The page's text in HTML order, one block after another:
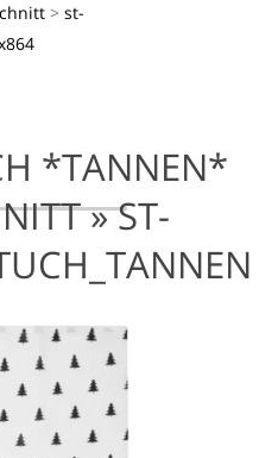
> st-
*TANNEN*
»ST-